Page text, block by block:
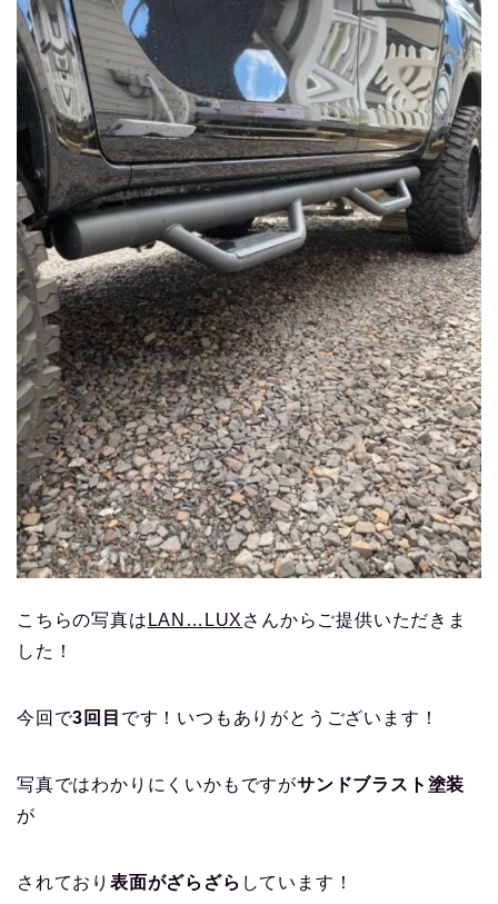
こちらの写真は LAN…LUX さんからご提供いただきま
した！
今回で3回目 です！いつもありがとうございます！
写真ではわかりにくいかもですがサンドブラスト塗装
が
されており 表面がざらざら しています！